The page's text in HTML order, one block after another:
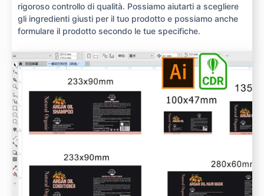
rigoroso controllo di qualità. Possiamo aiutarti a scegliere
gli ingredienti giusti per il tuo prodotto e possiamo anche
formulare il prodotto secondo le tue specifiche.